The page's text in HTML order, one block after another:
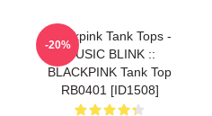
Blackpink Tank Tops -
MUSIC BLINK ::
BLACKPINK Tank Top
RB0401 [ID1508]
-20%